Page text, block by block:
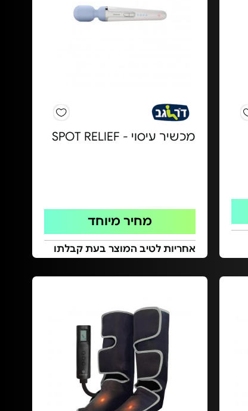
מכשיר עיסוי - SPOT RELIEF
מחיר מיוחד
אחריות לטיב המוצר בעת קבלתו